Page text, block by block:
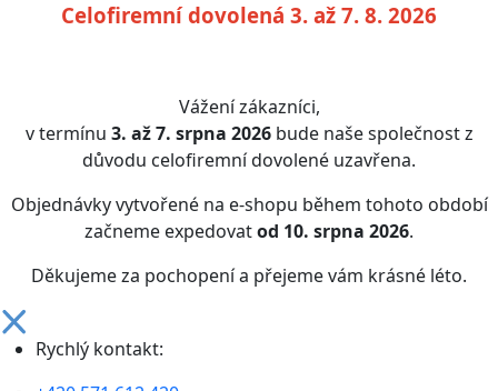
Celofiremní dovolená 3. až 7. 8. 2026
Vážení zákazníci,
v termínu 3. až 7. srpna 2026bude naše společnost z
důvodu celofiremní dovolené uzavřena.
Objednávky vytvořené na e-shopu během tohoto období
začneme expedovatod 10. srpna 2026.
Děkujeme za pochopení a přejeme vám krásné léto.
Rychlý kontakt: